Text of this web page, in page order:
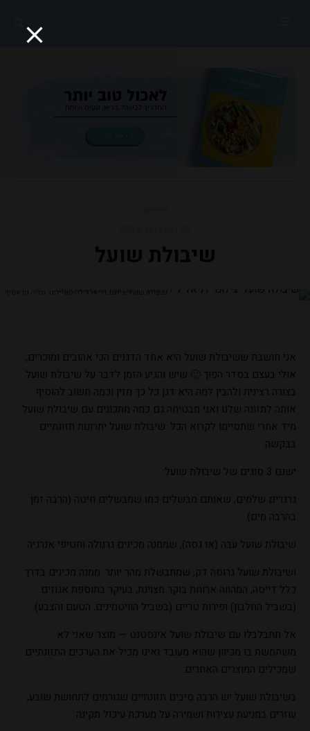
שיבולת שועל
אני חושבת ששיבולת שועל היא אחד הדגנים הכי אהובים ומוכרים,
אולי בעצם בסדר הפוך 🙂 שיש והגיע הזמן לדבר על שיבולת שועל
בצורה רצינית ולהבין למה היא דגן כל כך מזין וכמה חשוב להוסיף
אותה לתזונה שלנו ואני מבטיחה גם כמה מתכונים עם שיבולת שועל
מיד אחרי שתסיימו לקרוא הכל. שיבולת שועל יתרונות תזונתיים
בבקשה:
ישנם 3 סוגים של שיבולת שועל:
גרגרים שלמים, שאותם מבשלים כמו שמבשלים חיטה (הרבה זמן
בהרבה מים)
שיבולת שועל עבה (או גסה), שממנה מכינים גרנולה וחטיפי אנרגיה
ושיבולת שועל גרוסה דק, שמתבשלת מהר יותר. ממנה מכינים בדרך
כלל דייסה, המהווה ארוחת בוקר מצוינת, בעיקר בתוספת אגוזים
(בשביל החלבון) ופירות טריים (בשביל הוויטמינים, הטעם והצבע).
אל תתבלבלו עם שיבולת שועל אינסטנט — מוצר שאני לא
משתמשת בו מכיוון שהוא מעובד ואינו מכיל את הערכים התזונתיים
שמכילים המוצרים האחרים.
בשיבולת שועל יש הרבה סיבים תזונתיים שגורמים לתחושת שובע,
עוזרים במניעת עצירות ושמירה על מערכת עיכול תקינה